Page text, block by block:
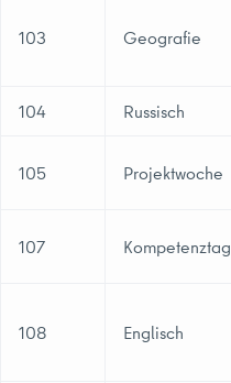
103 Geografie
104 Russisch
105 Projektwoche
107 Kompetenztag
108 Englisch